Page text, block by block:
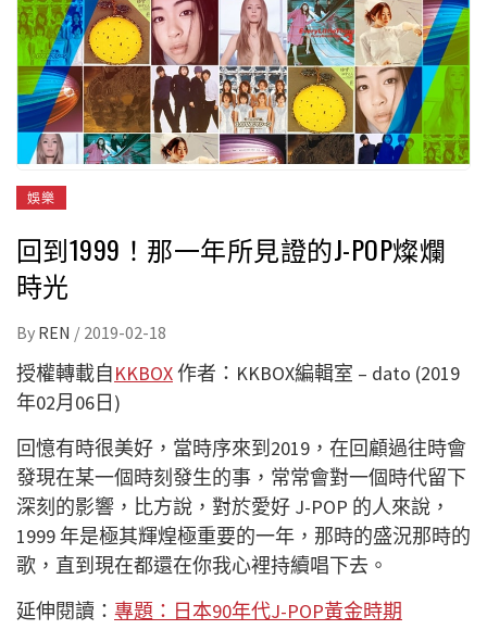
娛樂
回到1999！那一年所見證的J-POP燦爛
時光
By REN / 2019-02-18
授權轉載自KKBOX作者：KKBOX編輯室 – dato (2019
年02月06日)
回憶有時很美好，當時序來到2019，在回顧過往時會
發現在某一個時刻發生的事，常常會對一個時代留下
深刻的影響，比方說，對於愛好 J-POP 的人來說，
1999 年是極其輝煌極重要的一年，那時的盛況那時的
歌，直到現在都還在你我心裡持續唱下去。
延伸閱讀： 專題：日本90年代J-POP黃金時期